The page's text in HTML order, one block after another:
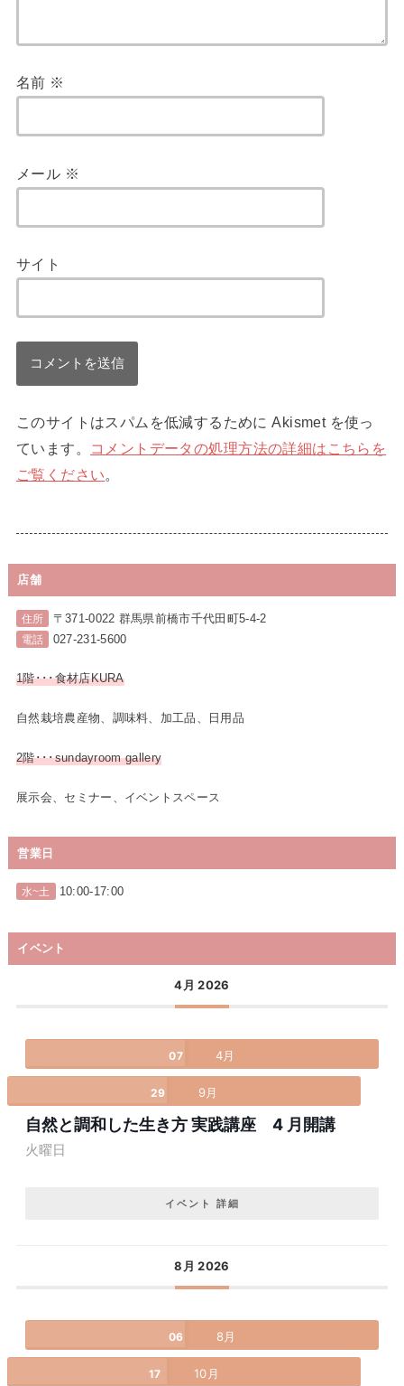
名前 ※
メール ※
サイト
このサイトはスパムを低減するために Akismet を使っ
ています。
コメントデータの処理方法の詳細はこちらを
ご覧ください。
店舗
住所 〒371-0022 群馬県前橋市千代田町5-4-2
電話 027-231-5600
1階･･･食材店KURA
自然栽培農産物、調味料、加工品、日用品
2階･･･sundayroom gallery
展示会、セミナー、イベントスペース
営業日
水~土 10:00-17:00
イベント
4月 2026
07 4月
29 9月
自然と調和した生き方 実践講座 4 月開講
火曜日
イベント 詳細
8月 2026
06 8月
17 10月